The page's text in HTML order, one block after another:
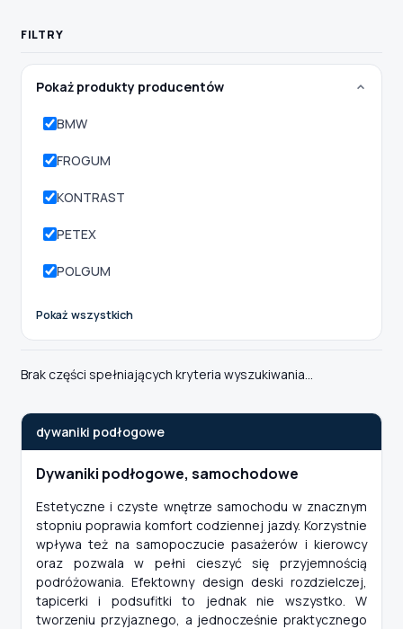
FILTRY
Pokaż produkty producentów
BMW
FROGUM
KONTRAST
PETEX
POLGUM
Brak części spełniających kryteria wyszukiwania...
dywaniki podłogowe
Dywaniki podłogowe, samochodowe
Estetyczne i czyste wnętrze samochodu w znacznym
stopniu poprawia komfort codziennej jazdy. Korzystnie
wpływa też na samopoczucie pasażerów i kierowcy
oraz pozwala w pełni cieszyć się przyjemnością
podróżowania. Efektowny design deski rozdzielczej,
tapicerki i podsufitki to jednak nie wszystko. W
tworzeniu przyjaznego, a jednocześnie praktycznego